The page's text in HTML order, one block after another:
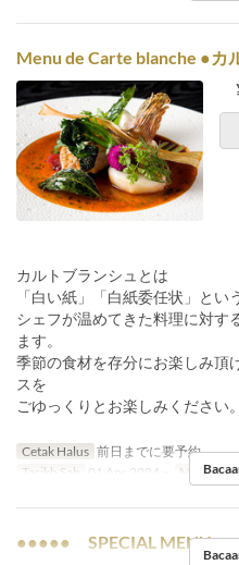
Menu de Carte blanche ●カ
カルトブランシュとは
「白い紙」「白紙委任状」とい
シェフが温めてきた料理に対す
ます。
季節の食材を存分にお楽しみ頂
スを
ごゆっくりとお楽しみください。
Cetak Halus 前日までに要予約
Tarikh Sah
01 Apr 2024 ~ Makanan
●●●●● SPECIAL MENU